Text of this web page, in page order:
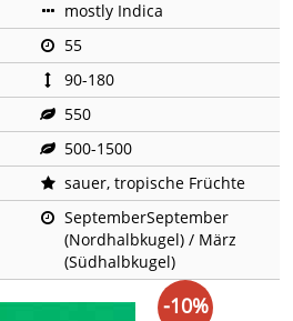
mostly Indica
55
90-180
550
500-1500
sauer, tropische Früchte
SeptemberSeptember
(Nordhalbkugel) / März
(Südhalbkugel)
-10%